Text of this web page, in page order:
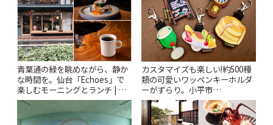
青葉通の緑を眺めながら、静か
な時間を。仙台「Echoes」で
楽しむモーニングとランチ | こ
とりっぷ
カスタマイズも楽しい!約500種
類の可愛いワッペンキーホルダ
ーがずらり。小平市
「Kimamaya T&K」 | ことりっ
ぷ